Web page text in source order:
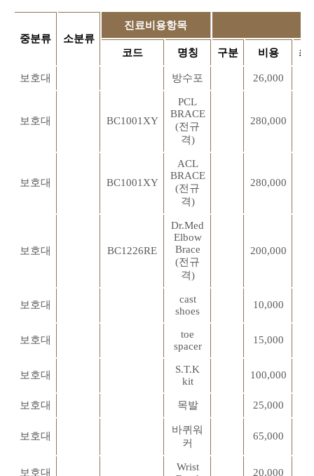
중분류 소분류
진료비용항목
코드 명칭 구분 비용 최
보호대 방수포 26,000
보호대 BC1001XY
PCL
BRACE
(전규
격)
280,000
보호대 BC1001XY
ACL
BRACE
(전규
격)
280,000
보호대 BC1226RE
Dr.Med
Elbow
Brace
(전규
격)
200,000
보호대
cast
shoes
10,000
보호대
toe
spacer
15,000
보호대
S.T.K
kit
100,000
보호대 목발 25,000
보호대
바퀴워
커
65,000
보호대
Wrist
20,000